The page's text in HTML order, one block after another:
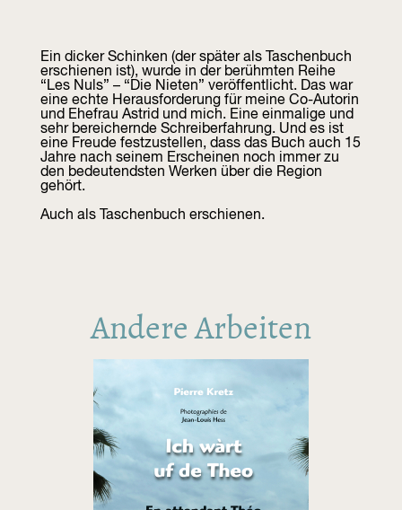
Ein dicker Schinken (der später als Taschenbuch
erschienen ist), wurde in der berühmten Reihe
“Les Nuls” – “Die Nieten” veröffentlicht. Das war
eine echte Herausforderung für meine Co-Autorin
und Ehefrau Astrid und mich. Eine einmalige und
sehr bereichernde Schreiberfahrung. Und es ist
eine Freude festzustellen, dass das Buch auch 15
Jahre nach seinem Erscheinen noch immer zu
den bedeutendsten Werken über die Region
gehört.
Auch als Taschenbuch erschienen.
Andere Arbeiten